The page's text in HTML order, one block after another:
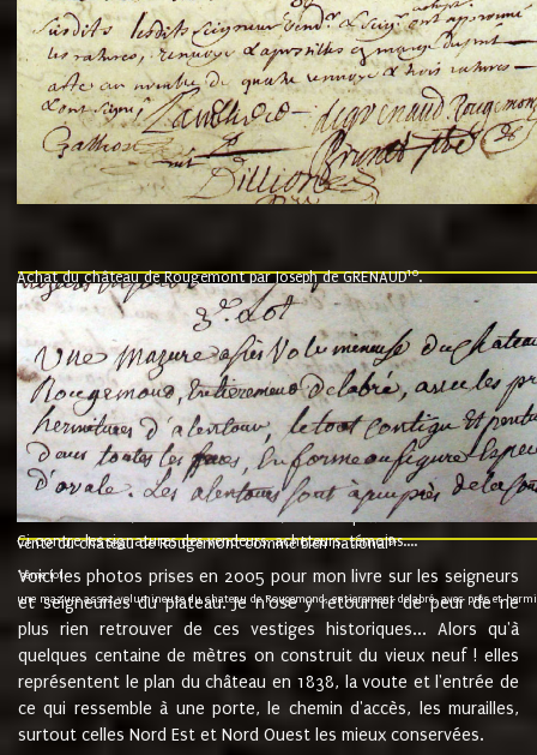
Achat du château de Rougemont par Joseph de GRENAUD10.
"l'an mil six cent soixante treze le ving neuvième jour du mois de
nommé fut présent Messire Claude Guillaume de Moyriat chevalier baron
vend, purement simplement et irrevocablement a monseigneur monsieur
et chavannes conseiller du roy au parlement de Bourgogne, present et
que le dit seigneur Baron de la Vellière a sur ses hommes, indivisables et
de la Velliere tout ainsi et comme le dit seigneur Baron et ses
présent......"
suivent les rentes, donation des terriers, etc... au prix de 880 livre louis
Ci contre les signatures des vendeurs, acheteurs, témoins....
vente du château de Rougemont comme bien national9.
"3ème lot
une mazure assez volumineuse du chateau de Rougemond, entierement delabré, avec près et
Voici les photos prises en 2005 pour mon livre sur les seigneurs
et seigneuries du plateau. Je n'ose y retourner de peur de ne
plus rien retrouver de ces vestiges historiques... Alors qu'à
quelques centaine de mètres on construit du vieux neuf ! elles
représentent le plan du château en 1838, la voute et l'entrée de
ce qui ressemble à une porte, le chemin d'accès, les murailles,
surtout celles Nord Est et Nord Ouest les mieux conservées.